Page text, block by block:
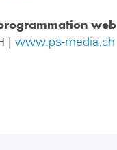
web
| www.ps-media.ch